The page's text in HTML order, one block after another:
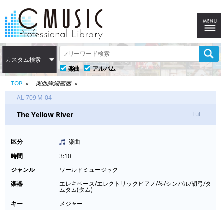
カスタム検索
楽曲
アルバム
TOP
楽曲詳細画面
AL-709 M-04
The Yellow River Full
区分
楽曲
時間
3:10
ジャンル
ワールドミュージック
楽器
エレキベース/エレクトリックピアノ/琴/シンバル/胡弓/タ
ムタム(タム)
キー
メジャー